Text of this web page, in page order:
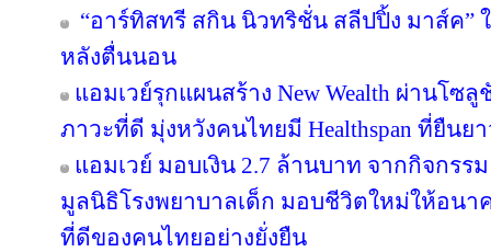
“อาร์ทิสทรี สกิน นิวทริชั่น สลีปปิ้ง มาส์ค”
หลังตื่นนอน
แอมเวย์รุกแผนสร้าง New Wealth ผ่านโ
ภาวะที่ดี มุ่งหวังคนไทยมี Healthspan ที่ยืนย
แอมเวย์ มอบเงิน 2.7 ล้านบาท จากกิจกรร
มูลนิธิโรงพยาบาลเด็ก มอบชีวิตใหม่ให้อน
ที่ดีของคนไทยอย่างยั่งยืน